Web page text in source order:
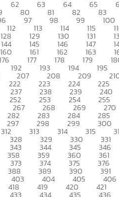
62 63 64 65
80 81 82 83
97 98 99 100
112 113 114 115
128 129 130 131
144 145 146 147
160 161 162 163
177 178 179
192 193 194 195
207 208 209
222 223 224 225
237 238 239 240
252 253 254 255
267 268 269 270
282 283 284 285
297 298 299 300
312 313 314 315
328 329 330 331
343 344 345 346
358 359 360 361
373 374 375 376
388 389 390 391
403 404 405 406
418 419 420 421